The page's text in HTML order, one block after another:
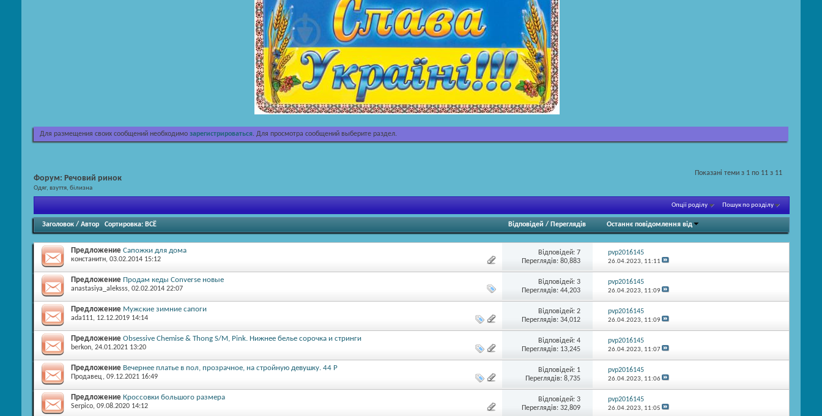
Для размещения своих сообщений необходимо зарегистрироваться. Для просмотра сообщений выберите раздел.
Показані теми з 1 по 11 з 11
Форум: Речовий ринок
Одяг, взуття, білизна
Опції роділу Пошук по розділу
Заголовок / Автор Сортировка: ВСЁ Відповідей / Переглядів Останнє повідомлення від
Предложение Сапожки для дома
констанитн, 03.02.2014 15:12
Відповідей:7
Переглядів: 80,883
pvp2016145
26.04.2023, 11:11
Предложение Продам кеды Converse новые
anastasiya_aleksss, 02.02.2014 22:07
Відповідей:3
Переглядів: 44,203
pvp2016145
26.04.2023, 11:09
Предложение Мужские зимние сапоги
ada111, 12.12.2019 14:14
Відповідей:2
Переглядів: 34,012
pvp2016145
26.04.2023, 11:09
Предложение Obsessive Chemise & Thong S/M, Pink. Нижнее белье сорочка и стринги
berkon, 24.01.2021 13:20
Відповідей:4
Переглядів: 13,245
pvp2016145
26.04.2023, 11:07
Предложение Вечернее платье в пол, прозрачное, на стройную девушку. 44 Р
Продавец, 09.12.2021 16:49
Відповідей: 1
Переглядів: 8,735
pvp2016145
26.04.2023, 11:06
Предложение Кроссовки большого размера
Serpico, 09.08.2020 14:12
Відповідей:3
Переглядів: 32,809
pvp2016145
26.04.2023, 11:05